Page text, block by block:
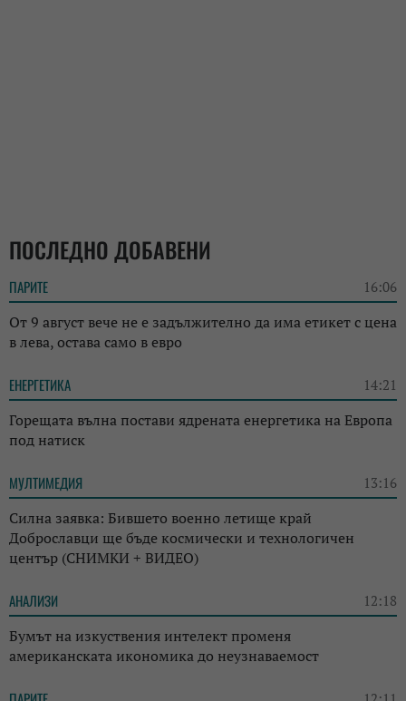
ПОСЛЕДНО ДОБАВЕНИ
ПАРИТЕ 16:06
От 9 август вече не е задължително да има етикет с цена
в лева, остава само в евро
ЕНЕРГЕТИКА 14:21
Горещата вълна постави ядрената енергетика на Европа
под натиск
МУЛТИМЕДИЯ 13:16
Силна заявка: Бившето военно летище край
Доброславци ще бъде космически и технологичен
център (СНИМКИ + ВИДЕО)
АНАЛИЗИ 12:18
Бумът на изкуствения интелект променя
американската икономика до неузнаваемост